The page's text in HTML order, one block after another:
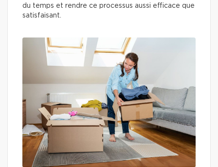
du temps et rendre ce processus aussi efficace que
satisfaisant.